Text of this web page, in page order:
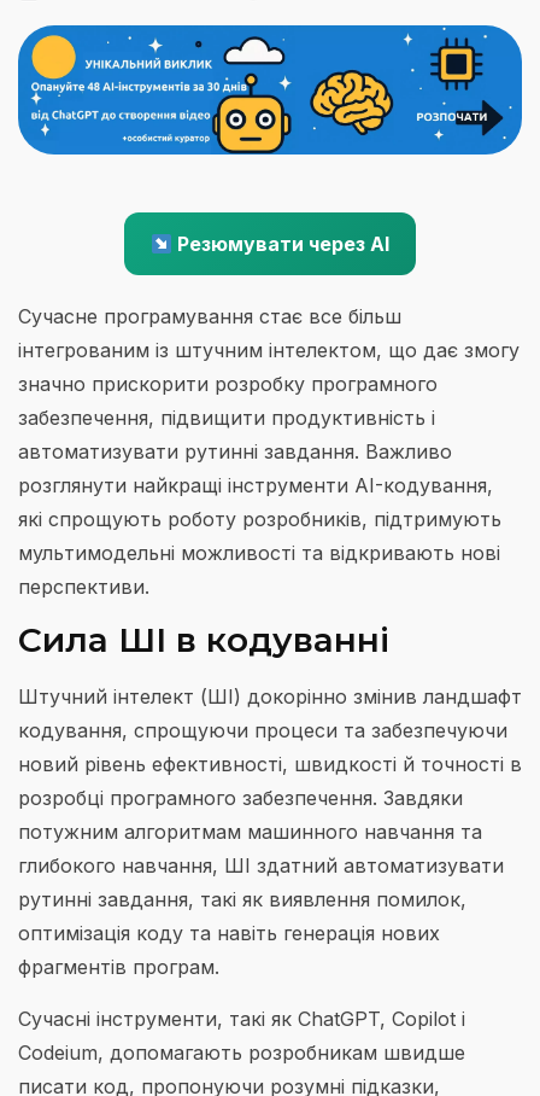
Резюмувати через AI
Сучасне програмування стає все більш
інтегрованим із штучним інтелектом, що дає змогу
значно прискорити розробку програмного
забезпечення, підвищити продуктивність і
автоматизувати рутинні завдання. Важливо
розглянути найкращі інструменти AI-кодування,
які спрощують роботу розробників, підтримують
мультимодельні можливості та відкривають нові
перспективи.
Сила ШІ в кодуванні
Штучний інтелект (ШІ) докорінно змінив ландшафт
кодування, спрощуючи процеси та забезпечуючи
новий рівень ефективності, швидкості й точності в
розробці програмного забезпечення. Завдяки
потужним алгоритмам машинного навчання та
глибокого навчання, ШІ здатний автоматизувати
рутинні завдання, такі як виявлення помилок,
оптимізація коду та навіть генерація нових
фрагментів програм.
Сучасні інструменти, такі як ChatGPT, Copilot і
Codeium, допомагають розробникам швидше
писати код, пропонуючи розумні підказки,